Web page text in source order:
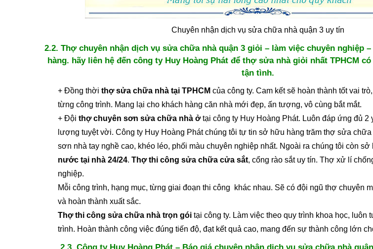
Chuyên nhận dịch vụ sửa chữa nhà quận 3 uy tín
2.2. Thợ chuyên nhận dịch vụ sửa chữa nhà quận 3 giỏi – làm việc chuyên nghiệp
hàng. hãy liên hệ đến công ty Huy Hoàng Phát để thợ sửa nhà giỏi nhất TPHCM
tận tình.
+ Đồng thời thợ sửa chữa nhà tại TPHCM của công ty. Cam kết sẽ hoàn thành tốt vai
từng công trình. Mang lại cho khách hàng căn nhà mới đẹp, ấn tượng, vô cùng bắt mắt.
+ Đội thợ chuyên sơn sửa chữa nhà ởtại công ty Huy Hoàng Phát. Luôn đáp ứng đủ 2
lượng tuyệt vời. Công ty Huy Hoàng Phát chúng tôi tự tin sở hữu hàng trăm thợ sửa
sơn nhà tay nghề cao, khéo léo, phối màu chuyên nghiệp nhất. Ngoài ra chúng tôi còn sở
nước tại nhà 24/24. Thợ thi công sửa chữa cửa sắt, cổng rào sắt uy tín. Thợ xử lí
nghiệp.
Mỗi công trình, hạng mục, từng giai đoạn thi công khác nhau. Sẽ có đội ngũ thợ chuyên
và hoàn thành xuất sắc.
Thợ thi công sửa chữa nhà trọn gói tại công ty. Làm việc theo quy trình khoa học, luôn
trình. Hoàn thành công việc đúng tiến độ, đạt kết quả cao, mang đến sự thành công lớn